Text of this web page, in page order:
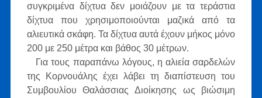
συγκριμένα δίχτυα δεν μοιάζουν με τα τεράστια
δίχτυα που χρησιμοποιούνται μαζικά από τα
αλιευτικά σκάφη. Τα δίχτυα αυτά έχουν μήκος μόνο
200 με 250 μέτρα και βάθος 30 μέτρων.
Για τους παραπάνω λόγους, η αλιεία σαρδελών
της Κορνουάλης έχει λάβει τη διαπίστευση του
Συμβουλίου Θαλάσσιας Διοίκησης ως βιώσιμη